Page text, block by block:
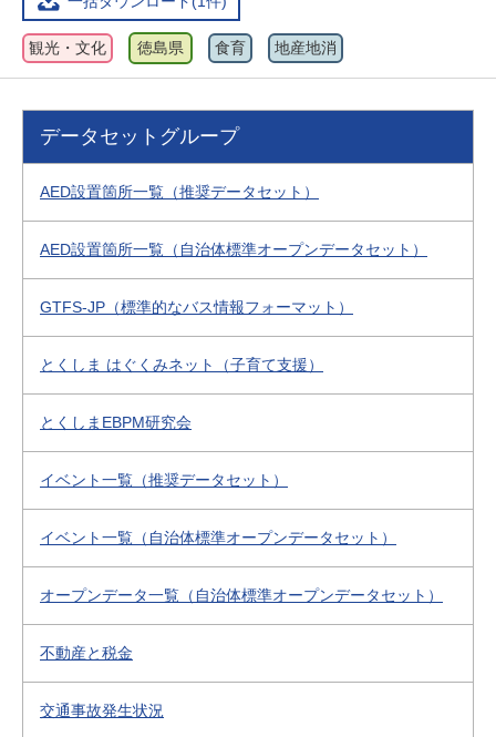
観光・文化 徳島県 食育 地産地消
データセットグループ
AED設置箇所一覧（推奨データセット）
AED設置箇所一覧（自治体標準オープンデータセット）
GTFS-JP（標準的なバス情報フォーマット）
とくしま はぐくみネット（子育て支援）
とくしまEBPM研究会
イベント一覧（推奨データセット）
イベント一覧（自治体標準オープンデータセット）
オープンデータ一覧（自治体標準オープンデータセット）
不動産と税金
交通事故発生状況